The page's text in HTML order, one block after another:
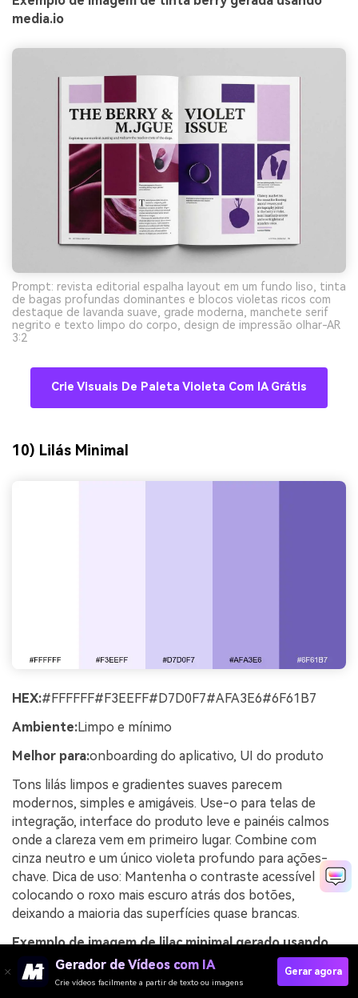
media.io
Prompt: revista editorial espalha layout em um fundo liso, tinta
de bagas profundas dominantes e blocos violetas ricos com
destaque de lavanda suave, grade moderna, manchete serif
negrito e texto limpo do corpo, design de impressão olhar-AR
3:2
Crie Visuais De Paleta Violeta Com IA Grátis
10) Lilás Minimal
HEX:#FFFFFF#F3EEFF#D7D0F7#AFA3E6#6F61B7
Ambiente:Limpo e mínimo
Melhor para:onboarding do aplicativo, UI do produto
Tons lilás limpos e gradientes suaves parecem
modernos, simples e amigáveis. Use-o para telas de
integração, interface do produto leve e painéis calmos
onde a clareza vem em primeiro lugar. Combine com
cinza neutro e um único violeta profundo para ações-
chave. Dica de uso: Mantenha o contraste acessível
colocando o roxo mais escuro atrás dos botões,
deixando a maioria das superfícies quase brancas.
Exemplo de imagem de lilac minimal gerado usando
media.ioGerador de Vídeos com IA
Crie vídeos facilmente a partir de texto ou imagens
Gerar agora